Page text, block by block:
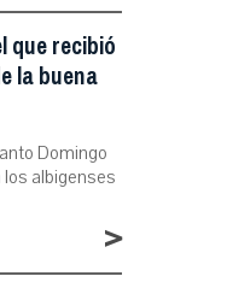
que recibió
la buena
Domingo
albigenses
>